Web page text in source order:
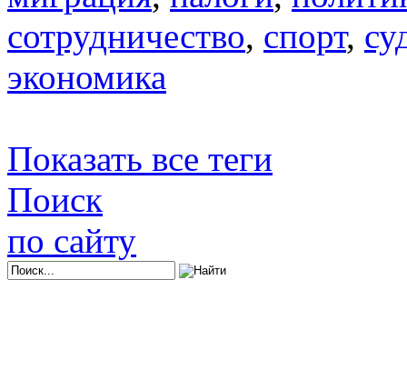
сотрудничество, спорт,
экономика
Показать все теги
Поиск
по сайту